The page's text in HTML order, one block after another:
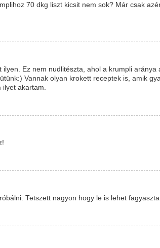
70 dkg liszt kicsit nem sok? Már csak
ilyen. Ez nem nudlitészta, ahol a krumpli aránya
Vannak olyan krokett receptek is, amik
akartam.
Tetszett nagyon hogy le is lehet